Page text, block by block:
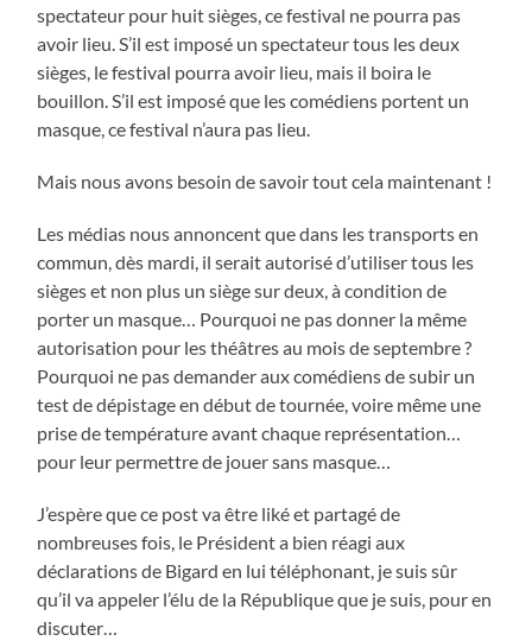
spectateur pour huit sièges, ce festival ne pourra pas
avoir lieu. S’il est imposé un spectateur tous les deux
sièges, le festival pourra avoir lieu, mais il boira le
bouillon. S’il est imposé que les comédiens portent un
masque, ce festival n’aura pas lieu.
Mais nous avons besoin de savoir tout cela maintenant !
Les médias nous annoncent que dans les transports en
commun, dès mardi, il serait autorisé d’utiliser tous les
sièges et non plus un siège sur deux, à condition de
porter un masque… Pourquoi ne pas donner la même
autorisation pour les théâtres au mois de septembre ?
Pourquoi ne pas demander aux comédiens de subir un
test de dépistage en début de tournée, voire même une
prise de température avant chaque représentation…
pour leur permettre de jouer sans masque…
J’espère que ce post va être liké et partagé de
nombreuses fois, le Président a bien réagi aux
déclarations de Bigard en lui téléphonant, je suis sûr
qu’il va appeler l’élu de la République que je suis, pour en
discuter…